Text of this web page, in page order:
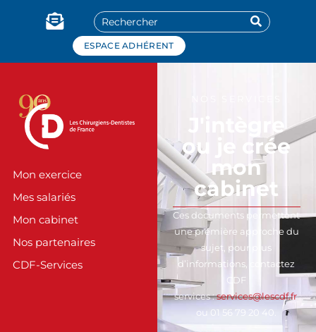
ESPACE ADHÉRENT
Mon exercice
Mes salariés
Mon cabinet
Nos partenaires
CDF-Services
J'intègre
ou je crée
mon
cabinet
Ces documents permettent
une première approche du
sujet, pour plus
d’informations, contactez
CDF
services :services@lescdf.fr
ou 01 56 79 20 40.
Panneau de gestion des cookies